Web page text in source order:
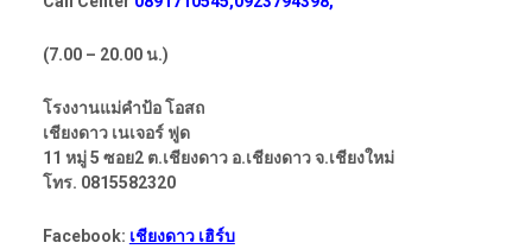
(7.00 – 20.00 น.)
โรงงานแม่คำป้อ โอสถ
เชียงดาว เนเจอร์ ฟูด
11 หมู่ 5 ซอย2 ต.เชียงดาว อ.เชียงดาว จ.เชียงใหม่
โทร. 0815582320
Facebook: เชียงดาว เฮิร์บ